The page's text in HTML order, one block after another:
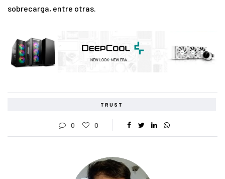
sobrecarga, entre otras.
TRUST
0 0